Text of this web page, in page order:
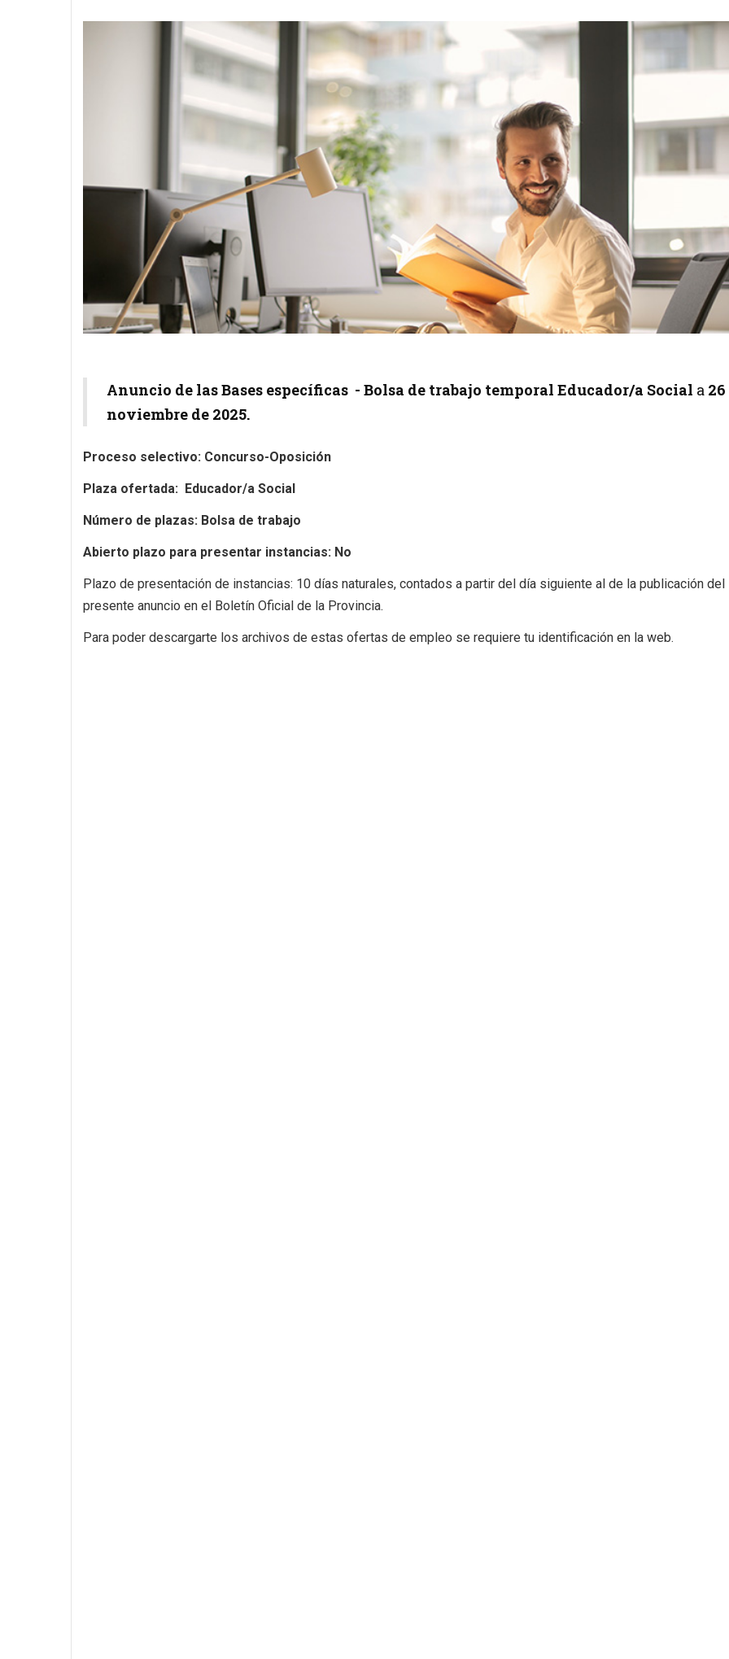
Anuncio de las Bases específicas - Bolsa de trabajo temporal Educador/a Social a
noviembre de 2025.
Proceso selectivo: Concurso-Oposición
Plaza ofertada: Educador/a Social
Número de plazas: Bolsa de trabajo
Abierto plazo para presentar instancias: No
Plazo de presentación de instancias: 10 días naturales, contados a partir del día siguiente al de la publicación del
presente anuncio en el Boletín Oficial de la Provincia.
Para poder descargarte los archivos de estas ofertas de empleo se requiere tu identificación en la web.